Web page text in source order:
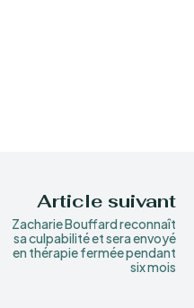
Article suivant
Zacharie Bouffard reconnaît
sa culpabilité et sera envoyé
en thérapie fermée pendant
six mois